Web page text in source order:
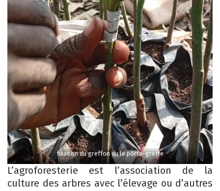
fixation du greffon du le porte-greffe
L’agroforesterie est l’association de la
culture des arbres avec l’élevage ou d’autres